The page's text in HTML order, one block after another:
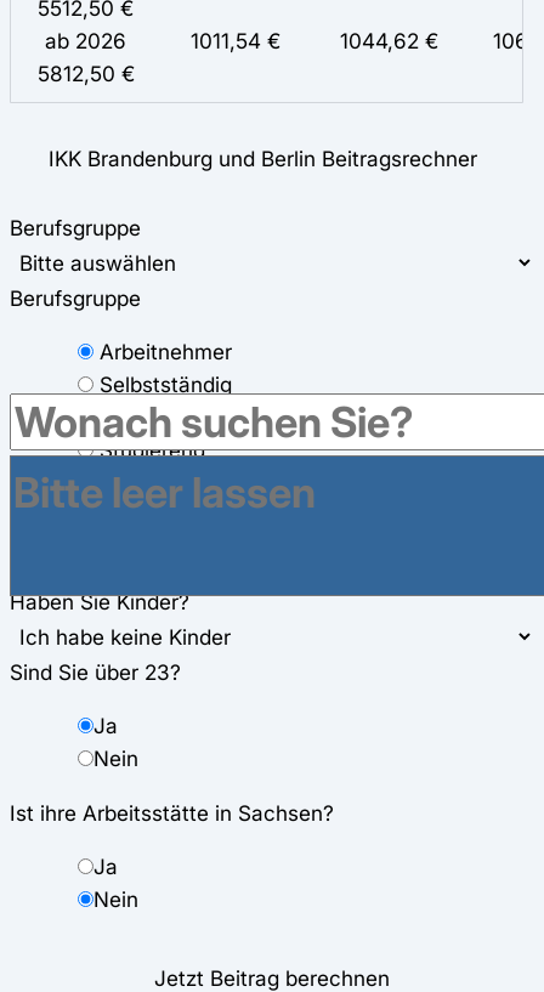
5512,50 €
ab 2026
5812,50 €
1011,54 € 1044,62 €
IKK Brandenburg und Berlin Beitragsrechner
Berufsgruppe
Berufsgruppe
Arbeitnehmer
Selbstständig
Rentner
Studierend
Ihr Brutto-Verdienst
Haben Sie Kinder?
Sind Sie über 23?
Ja
Nein
Ist ihre Arbeitsstätte in Sachsen?
Ja
Nein
Jetzt Beitrag berechnen